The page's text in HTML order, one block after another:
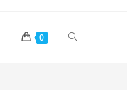
0 Toggle